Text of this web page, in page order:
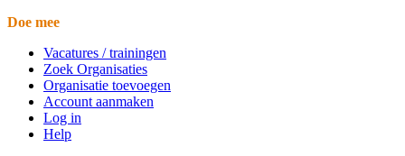
Doe mee
Vacatures / trainingen
Zoek Organisaties
Organisatie toevoegen
Account aanmaken
Log in
Help